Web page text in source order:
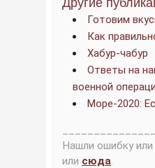
Другие
Готовим
Как
Хабур-чабур
Ответы на
военной
Море-2020:
Нашли ошибку
или сюда.